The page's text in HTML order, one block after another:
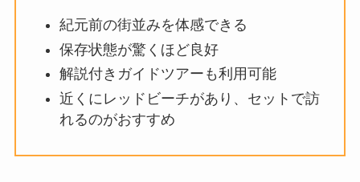
紀元前の街並みを体感できる
保存状態が驚くほど良好
解説付きガイドツアーも利用可能
近くにレッドビーチがあり、セットで訪
れるのがおすすめ